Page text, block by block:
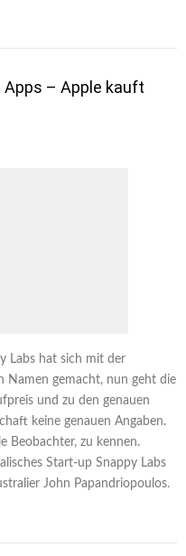
Apps – Apple kauft
Labs hat sich mit der
Namen gemacht, nun geht die
und zu den genauen
keine genauen Angaben.
Beobachter, zu kennen.
Start-up Snappy Labs
John Papandriopoulos.